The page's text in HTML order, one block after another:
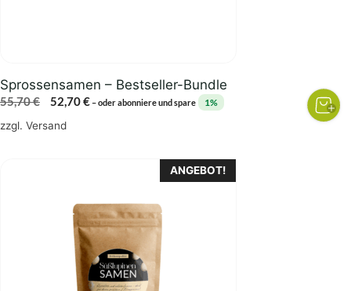
Sprossensamen – Bestseller-Bundle
55,70€
Ursprünglicher
Preis
52,70€Aktueller
–oder abonniere und spare 1%
zzgl. Versand
ANGEBOT!